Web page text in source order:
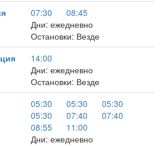
07:30
08:45
Дни: ежедневно
Остановки: Везде
14:00
Дни: ежедневно
Остановки: Везде
05:30 05:30
05:30
05:30
07:40
07:40
08:55
11:00
Дни: ежедневно